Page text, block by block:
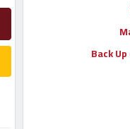
- شركة باك اب للمقاولات Back Up